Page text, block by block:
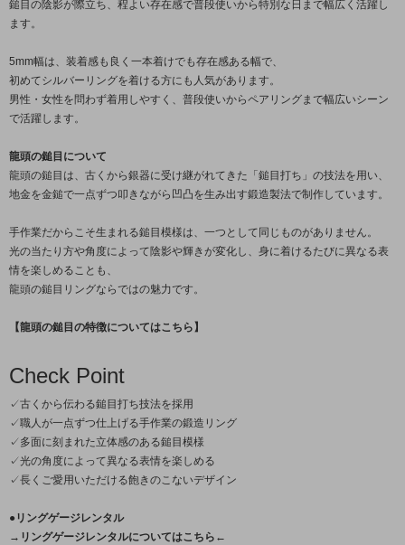
鎚目の陰影が際立ち、程よい存在感で普段使いから特別な日まで幅広く活躍し
ます。
5mm幅は、装着感も良く一本着けでも存在感ある幅で、
初めてシルバーリングを着ける方にも人気があります。
男性・女性を問わず着用しやすく、普段使いからペアリングまで幅広いシーン
で活躍します。
龍頭の鎚目について
龍頭の鎚目は、古くから銀器に受け継がれてきた「鎚目打ち」の技法を用い、
地金を金鎚で一点ずつ叩きながら凹凸を生み出す鍛造製法で制作しています。
手作業だからこそ生まれる鎚目模様は、一つとして同じものがありません。
光の当たり方や角度によって陰影や輝きが変化し、身に着けるたびに異なる表
情を楽しめることも、
龍頭の鎚目リングならではの魅力です。
【龍頭の鎚目の特徴についてはこちら】
Check Point
✓古くから伝わる鎚目打ち技法を採用
✓職人が一点ずつ仕上げる手作業の鍛造リング
✓多面に刻まれた立体感のある鎚目模様
✓光の角度によって異なる表情を楽しめる
✓長くご愛用いただける飽きのこないデザイン
●リングゲージレンタル
→リングゲージレンタルについてはこちら←